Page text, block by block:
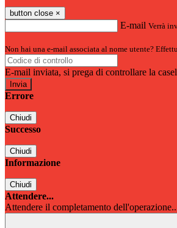
button close ×
E-mail Verrà
Non hai una e-mail associata al nome utente?
E-mail inviata, si prega di controllare la
Errore
Chiudi
Successo
Chiudi
Informazione
Chiudi
Attendere...
Attendere il completamento